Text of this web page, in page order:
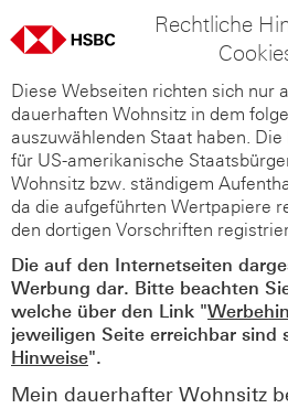
Rechtliche
Diese Webseiten richten sich nur
dauerhaften Wohnsitz in dem
auszuwählenden Staat haben.
für US-amerikanische
Wohnsitz bzw. ständigem
da die aufgeführten Wertpapiere
den dortigen Vorschriften
Die auf den Internetseiten
Werbung dar. Bitte beachten
welche über den Link "
jeweiligen Seite erreichbar sind
Hinweise".
Mein dauerhafter Wohnsitz